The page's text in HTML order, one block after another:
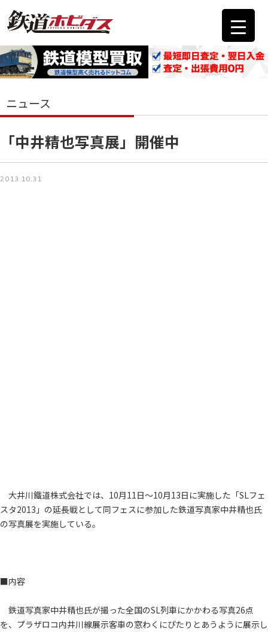
ニュース
「中井精也写真展」開催中
2013.10.31
大井川鐵道株式会社では、10月11日～10月13日に実施した「SLフェ
スタ2013」の延長戦として同フェスに参加した鉄道写真家中井精也氏
の写真展を実施している。
■内容
鉄道写真家中井精也氏が撮った全国のSL列車にかかわる写真26点
を、プラザロコ内井川線展示客車の窓わくにぴたりとあうように展示し